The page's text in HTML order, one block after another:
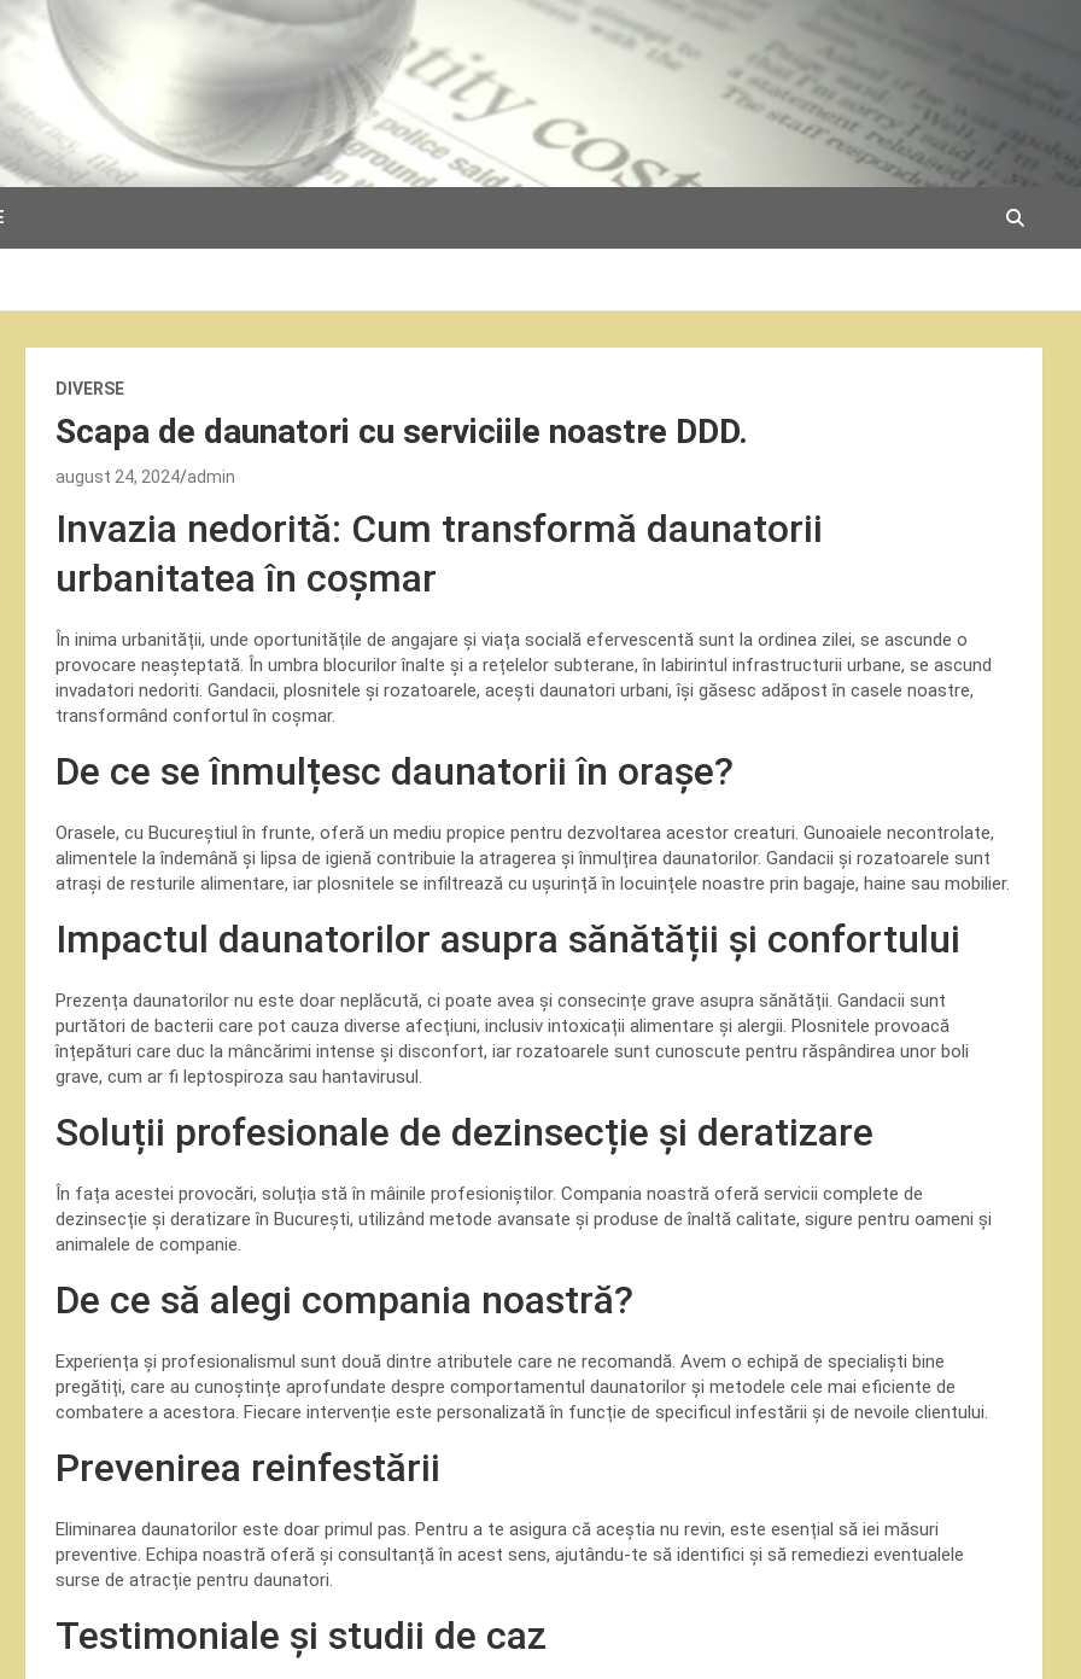
DIVERSE
Scapa de daunatori cu serviciile noastre DDD.
august 24, 2024 admin
Invazia nedorită: Cum transformă daunatorii
urbanitatea în coșmar
În inima urbanității, unde oportunitățile de angajare și viața socială efervescentă sunt la ordinea zilei, se ascunde o
provocare neașteptată. În umbra blocurilor înalte și a rețelelor subterane, în labirintul infrastructurii urbane, se ascund
invadatori nedoriti. Gandacii, plosnitele și rozatoarele, acești daunatori urbani, își găsesc adăpost în casele noastre,
transformând confortul în coșmar.
De ce se înmulțesc daunatorii în orașe?
Orasele, cu Bucureștiul în frunte, oferă un mediu propice pentru dezvoltarea acestor creaturi. Gunoaiele necontrolate,
alimentele la îndemână și lipsa de igienă contribuie la atragerea și înmulțirea daunatorilor. Gandacii și rozatoarele sunt
atrași de resturile alimentare, iar plosnitele se infiltrează cu ușurință în locuințele noastre prin bagaje, haine sau mobilier.
Impactul daunatorilor asupra sănătății și confortului
Prezența daunatorilor nu este doar neplăcută, ci poate avea și consecințe grave asupra sănătății. Gandacii sunt
purtători de bacterii care pot cauza diverse afecțiuni, inclusiv intoxicații alimentare și alergii. Plosnitele provoacă
înțepături care duc la mâncărimi intense și disconfort, iar rozatoarele sunt cunoscute pentru răspândirea unor boli
grave, cum ar fi leptospiroza sau hantavirusul.
Soluții profesionale de dezinsecție și deratizare
În fața acestei provocări, soluția stă în mâinile profesioniștilor. Compania noastră oferă servicii complete de
dezinsecție și deratizare în București, utilizând metode avansate și produse de înaltă calitate, sigure pentru oameni și
animalele de companie.
De ce să alegi compania noastră?
Experiența și profesionalismul sunt două dintre atributele care ne recomandă. Avem o echipă de specialiști bine
pregătiți, care au cunoștințe aprofundate despre comportamentul daunatorilor și metodele cele mai eficiente de
combatere a acestora. Fiecare intervenție este personalizată în funcție de specificul infestării și de nevoile clientului.
Prevenirea reinfestării
Eliminarea daunatorilor este doar primul pas. Pentru a te asigura că aceștia nu revin, este esențial să iei măsuri
preventive. Echipa noastră oferă și consultanță în acest sens, ajutându-te să identifici și să remediezi eventualele
surse de atracție pentru daunatori.
Testimoniale și studii de caz